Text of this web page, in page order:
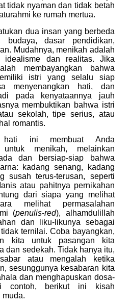
tidak nyaman dan tidak betah
ke rumah mertua.
dua insan yang berbeda
budaya, dasar pendidikan,
Mudahnya, menikah adalah
idealisme dan realitas. Jika
membayangkan bahwa
istri yang selalu siap
menyenangkan hati, dan
pada kenyataannya jauh
membuktikan bahwa istri
sekolah, tipe serius, atau
romantis.
hati ini membuat Anda
menikah, melainkan
dan bersiap-siap bahwa
kadang senang, kadang
susah terus-terusan, seperti
atau pahitnya pernikahan
dari siapa yang melihat
melihat permasalahan
(penulis-red), alhamdulillah
dan liku-likunya sebagai
ternilai. Coba bayangkan,
kita untuk pasangan kita
dan sedekah. Tidak hanya itu,
atau mengalah ketika
sesunggunya kesabaran kita
dan menghapuskan dosa-
contoh, berikut ini kisah
muda.